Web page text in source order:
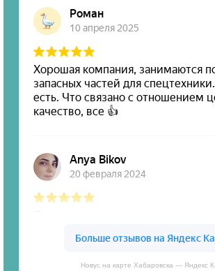
Новус на карте Хабаровска — Яндекс